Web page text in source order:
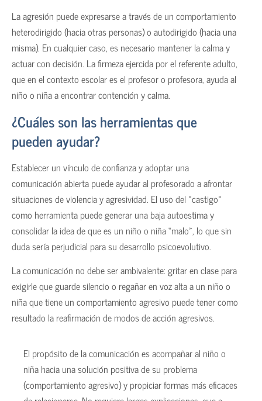
La agresión puede expresarse a través de un comportamiento
heterodirigido (hacia otras personas) o autodirigido (hacia una
misma). En cualquier caso, es necesario mantener la calma y
actuar con decisión. La firmeza ejercida por el referente adulto,
que en el contexto escolar es el profesor o profesora, ayuda al
niño o niña a encontrar contención y calma.
¿Cuáles son las herramientas que
pueden ayudar?
Establecer un vínculo de confianza y adoptar una
comunicación abierta puede ayudar al profesorado a afrontar
situaciones de violencia y agresividad. El uso del «castigo»
como herramienta puede generar una baja autoestima y
consolidar la idea de que es un niño o niña “malo», lo que sin
duda sería perjudicial para su desarrollo psicoevolutivo.
La comunicación no debe ser ambivalente: gritar en clase para
exigirle que guarde silencio o regañar en voz alta a un niño o
niña que tiene un comportamiento agresivo puede tener como
resultado la reafirmación de modos de acción agresivos.
El propósito de la comunicación es acompañar al niño o
niña hacia una solución positiva de su problema
(comportamiento agresivo) y propiciar formas más eficaces